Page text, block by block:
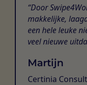
Door
makkelijke,
een hele leuke
veel nieuwe
Martijn
Certinia